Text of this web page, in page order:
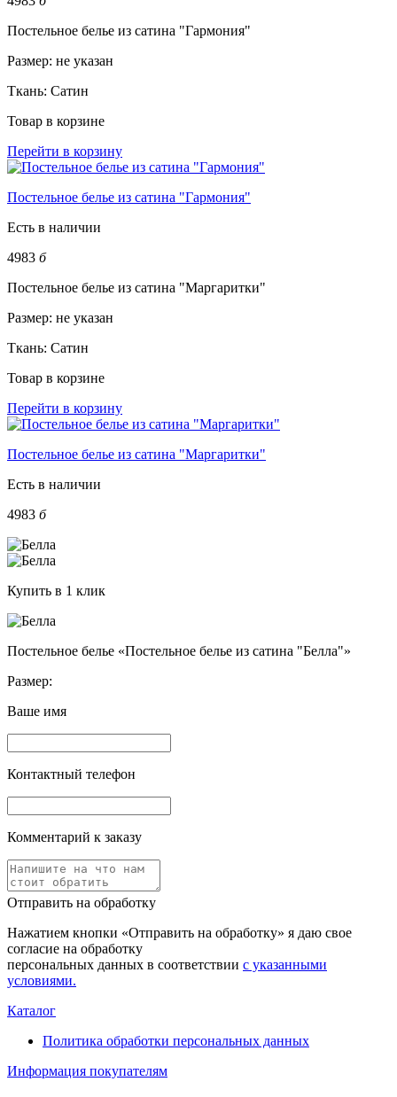
Постельное белье из сатина "Гармония"
Размер: не указан
Ткань: Сатин
Товар в корзине
Перейти в корзину
Постельное белье из сатина "Гармония"
Есть в наличии
4983 б
Постельное белье из сатина "Маргаритки"
Размер: не указан
Ткань: Сатин
Товар в корзине
Перейти в корзину
Постельное белье из сатина "Маргаритки"
Есть в наличии
4983 б
Купить в 1 клик
Постельное белье «Постельное белье из сатина "Белла"»
Размер:
Ваше имя
Контактный телефон
Комментарий к заказу
Отправить на обработку
Нажатием кнопки «Отправить на обработку» я даю свое
согласие на обработку
персональных данных в соответствии с указанными
условиями.
Каталог
Политика обработки персональных данных
Информация покупателям